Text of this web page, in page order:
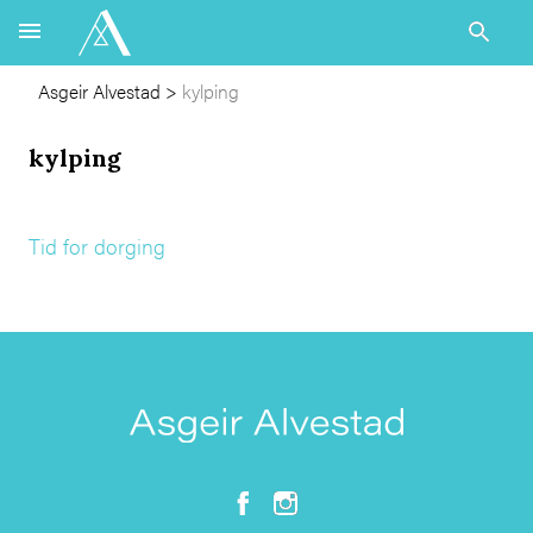
Asgeir Alvestad > kylping
kylping
Tid for dorging